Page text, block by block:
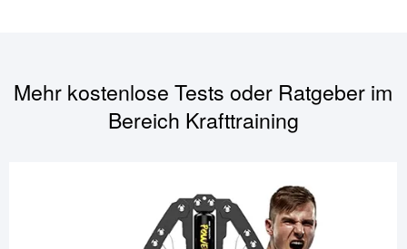
Mehr kostenlose Tests oder Ratgeber im
Bereich Krafttraining